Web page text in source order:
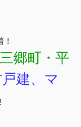
郷町・平
建、マ